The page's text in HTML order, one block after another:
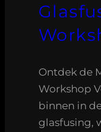
Ontdek de
Workshop
binnen in
glasfusing,